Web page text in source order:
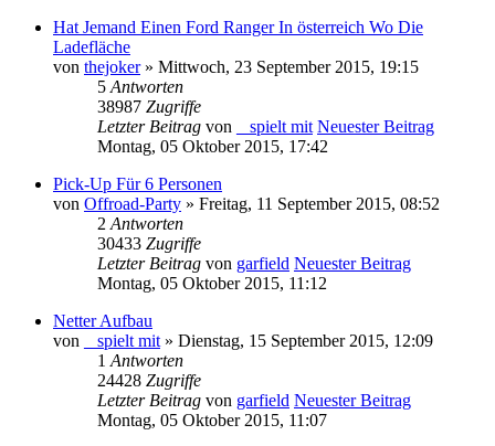
Hat Jemand Einen Ford Ranger In österreich Wo Die
Ladefläche
von thejoker» Mittwoch, 23 September 2015, 19:15
5 Antworten
38987 Zugriffe
Letzter Beitrag von _ spielt mit Neuester Beitrag
Montag, 05 Oktober 2015, 17:42
Pick-Up Für 6 Personen
von Offroad-Party » Freitag, 11 September 2015, 08:52
2 Antworten
30433 Zugriffe
Letzter Beitrag von garfield Neuester Beitrag
Montag, 05 Oktober 2015, 11:12
Netter Aufbau
von
_ spielt mit » Dienstag, 15 September 2015, 12:09
1 Antworten
24428 Zugriffe
Letzter Beitrag von garfield Neuester Beitrag
Montag, 05 Oktober 2015, 11:07